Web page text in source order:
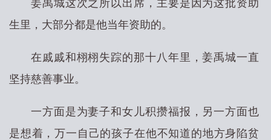
姜禹城这次之所以出席，主要是因为这批资助
生里，大部分都是他当年资助的。
在戚戚和栩栩失踪的那十八年里，姜禹城一直
坚持慈善事业。
一方面是为妻子和女儿积攒福报，另一方面也
是想着，万一自己的孩子在他不知道的地方身陷贫